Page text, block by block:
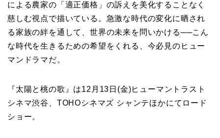
による農家の「適正価格」の訴えを美化することなく
慈しむ視点で描いている。急激な時代の変化に晒され
る家族の絆を通して、世界の未来を問いかける──こん
な時代を生きるための希望をくれる、今必見のヒュー
マンドラマだ。
『太陽と桃の歌』は12月13日(金)ヒューマントラスト
シネマ渋谷、TOHOシネマズ シャンテほかにてロード
ショー。